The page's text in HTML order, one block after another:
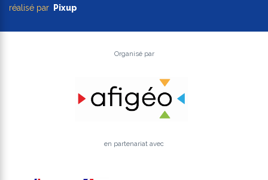
réalisé par
Pixup
Organisé par
en partenariat avec